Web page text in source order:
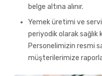
belge altına alınır.
Yemek üretimi ve
periyodik olarak
Personelimizin resmi
müşterilerimize